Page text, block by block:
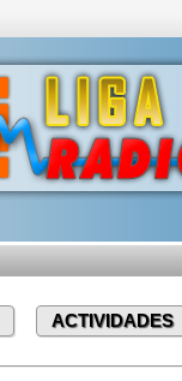
ACTIVIDADES